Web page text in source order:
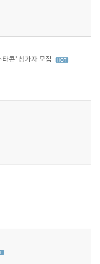
콘' 참가자 모집